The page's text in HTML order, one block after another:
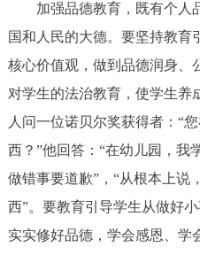
加强品德教育，既有个人
国和人民的大德。要坚持教育
核心价值观，做到品德润身、
对学生的法治教育，使学生养
人问一位诺贝尔奖获得者：“
西？”他回答：“在幼儿园，我
做错事要道歉”，“从根本上说
西”。要教育引导学生从做好
实实修好品德，学会感恩、学